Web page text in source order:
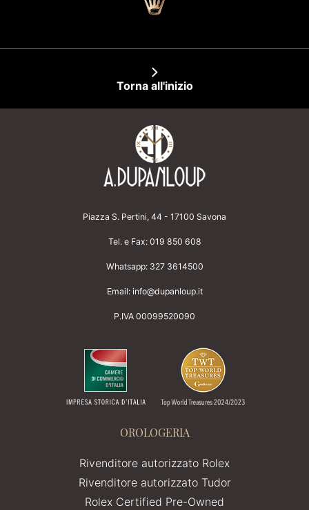
Torna all'inizio
Piazza S. Pertini, 44 - 17100 Savona
Tel. e Fax: 019 850 608
Whatsapp: 327 3614500
Email: info@dupanloup.it
P.IVA 00099520090
OROLOGERIA
Rivenditore autorizzato Rolex
Rivenditore autorizzato Tudor
Rolex Certified Pre-Owned